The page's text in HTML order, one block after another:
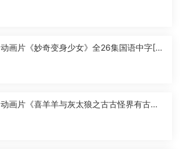
动画片《妙奇变身少女》全26集国语中字[10
动画片《喜羊羊与灰太狼之古古怪界有古